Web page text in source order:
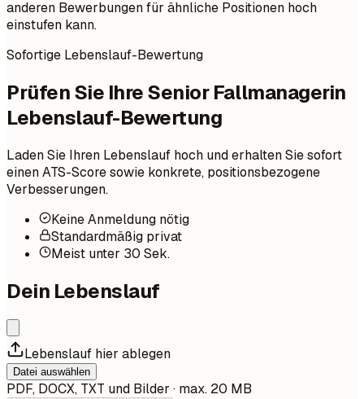
anderen Bewerbungen für ähnliche Positionen hoch
einstufen kann.
Sofortige Lebenslauf-Bewertung
Prüfen Sie Ihre Senior Fallmanagerin
Lebenslauf-Bewertung
Laden Sie Ihren Lebenslauf hoch und erhalten Sie sofort
einen ATS-Score sowie konkrete, positionsbezogene
Verbesserungen.
Keine Anmeldung nötig
Standardmäßig privat
Meist unter 30 Sek.
Dein Lebenslauf
Lebenslauf hier ablegen
Datei auswählen
PDF, DOCX, TXT und Bilder · max. 20 MB